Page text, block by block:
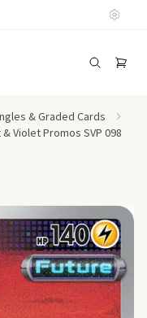
& Graded Cards
Violet Promos SVP 098